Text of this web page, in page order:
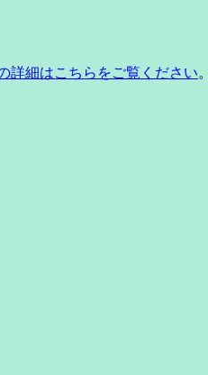
詳細はこちらをご覧ください。